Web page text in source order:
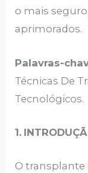
o mais
aprimorados.
Palavras-
Técnicas De
Tecnológicos.
1.
O